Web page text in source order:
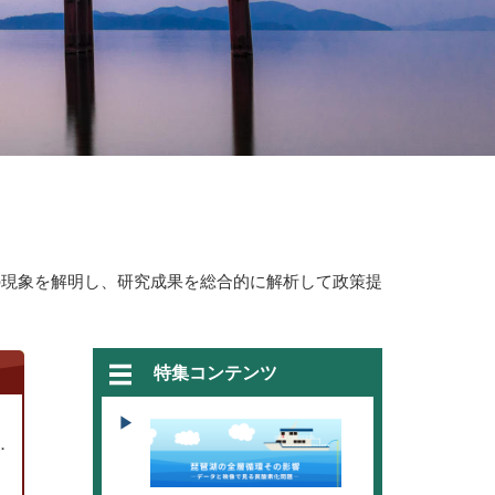
象を解明し、研究成果を総合的に解析して政策提
しました
特集コンテンツ